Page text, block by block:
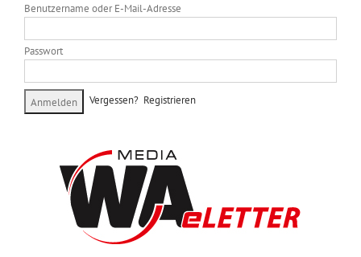
Benutzername oder E-Mail-Adresse
Passwort
Vergessen? Registrieren